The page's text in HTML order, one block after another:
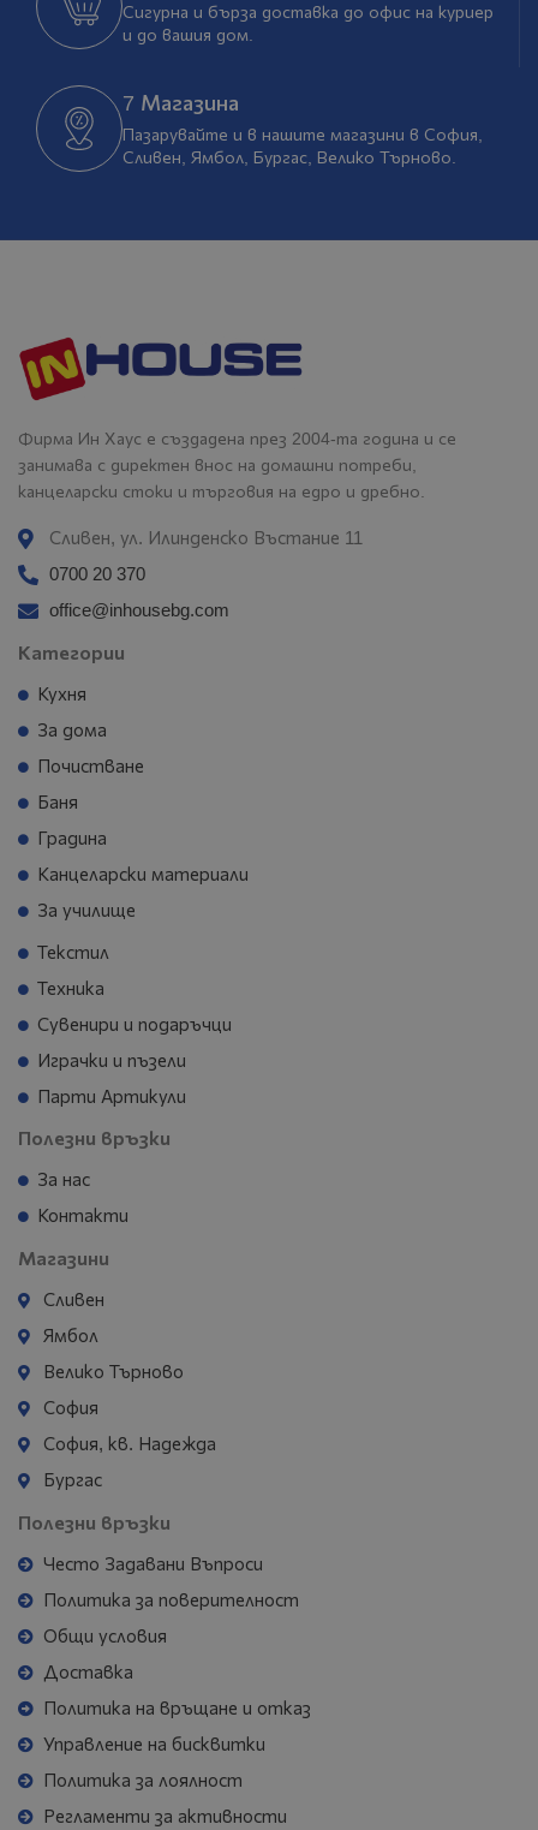
Сигурна и бърза доставка до офис на куриер
и до вашия дом.
7 Магазина
Пазарувайте и в нашите магазини в София,
Сливен, Ямбол, Бургас, Велико Търново.
Фирма Ин Хаус е създадена през 2004-та година и се
занимава с директен внос на домашни потреби,
канцеларски стоки и търговия на едро и дребно.
Сливен, ул. Илинденско Въстание 11
0700 20 370
office@inhousebg.com
Категории
Кухня
За дома
Почистване
Баня
Градина
Канцеларски материали
За училище
Текстил
Техника
Сувенири и подаръчци
Играчки и пъзели
Парти Артикули
Полезни връзки
За нас
Контакти
Магазини
Сливен
Ямбол
Велико Търново
София
София, кв. Надежда
Бургас
Полезни връзки
Често Задавани Въпроси
Политика за поверителност
Общи условия
Доставка
Политика на връщане и отказ
Управление на бисквитки
Политика за лоялност
Регламенти за активности